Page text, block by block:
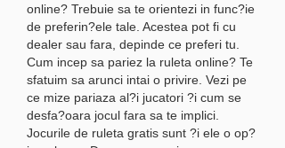
online? Trebuie sa te orientezi in func?ie
de preferin?ele tale. Acestea pot fi cu
dealer sau fara, depinde ce preferi tu.
Cum incep sa pariez la ruleta online? Te
sfatuim sa arunci intai o privire. Vezi pe
ce mize pariaza al?i jucatori ?i cum se
desfa?oara jocul fara sa te implici.
Jocurile de ruleta gratis sunt ?i ele o op?